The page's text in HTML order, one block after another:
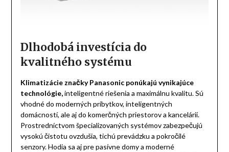
Dlhodobá investícia do
kvalitného systému
Klimatizácie značky Panasonic ponúkajú vynikajúce
technológie,inteligentné riešenia a maximálnu kvalitu. Sú
vhodné do moderných príbytkov, inteligentných
domácností, ale aj do komerčných priestorov a kancelárií.
Prostredníctvom špecializovaných systémov zabezpečujú
vysokú čistotu ovzdušia, tichú prevádzku a pokročilé
senzory. Hodia sa aj pre pasívne domy a moderné